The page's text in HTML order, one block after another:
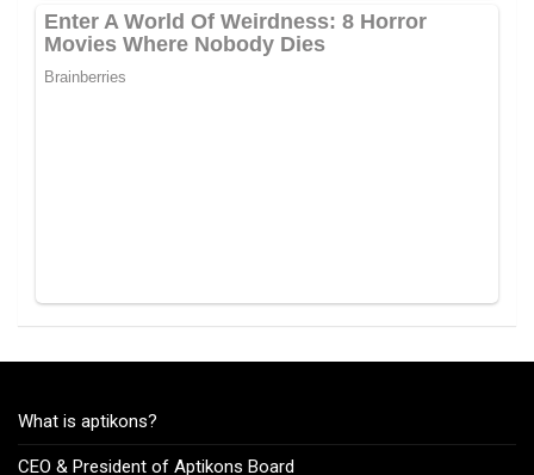
What is aptikons?
CEO & President of Aptikons Board